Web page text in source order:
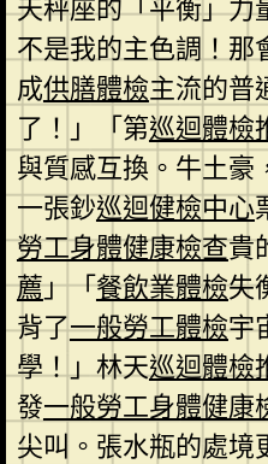
天秤座的「平衡」力
不是我的主色調！那
成供膳體檢主流的普
了！」「第巡迴體檢
與質感互換。牛土豪
一張鈔巡迴健檢中心
勞工身體健康檢查貴
薦」「餐飲業體檢失
背了一般勞工體檢宇
學！」林天巡迴體檢
發一般勞工身體健康
尖叫。張水瓶的處境